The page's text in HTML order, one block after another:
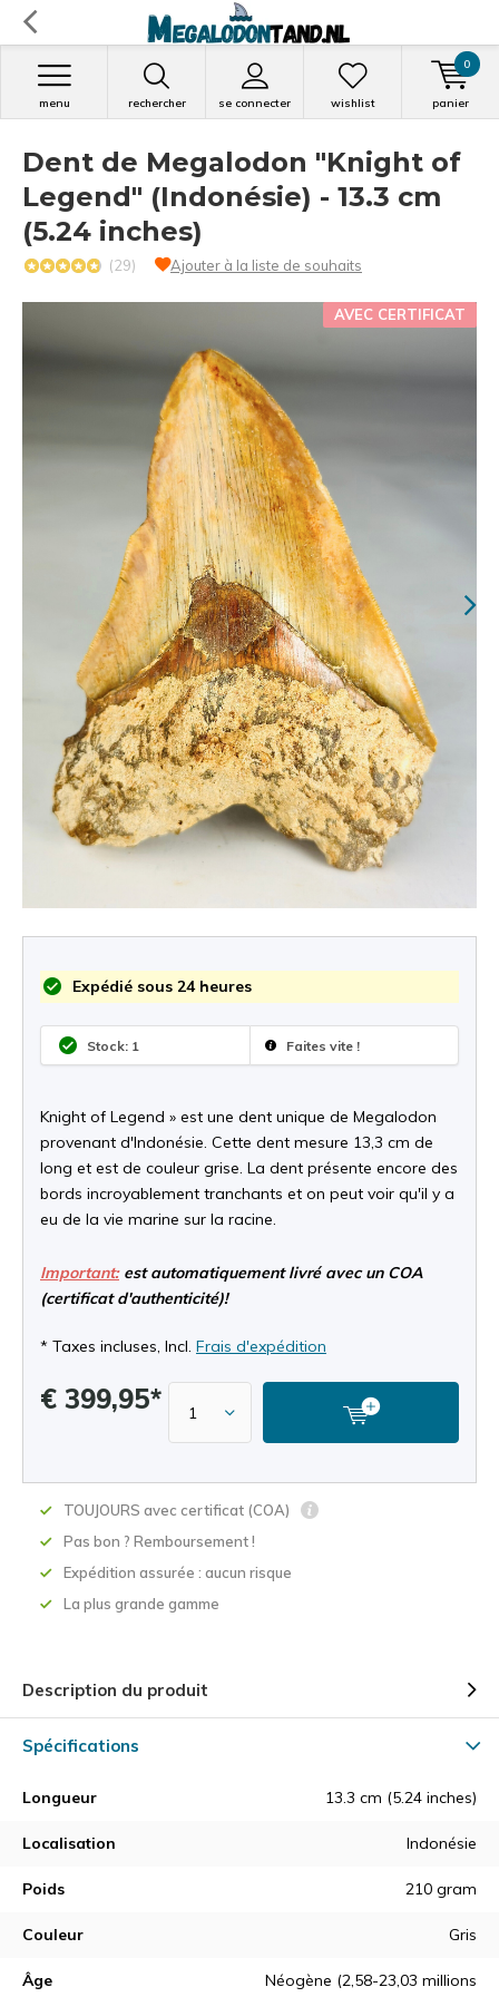
rechercher se connecter
menu wishlist panier
0
Dent de Megalodon "Knight of
Legend" (Indonésie) - 13.3 cm
(5.24 inches)
(29) Ajouter à la liste de souhaits
AVEC CERTIFICAT
Expédié sous 24 heures
Stock: 1 Faites vite !
Knight of Legend » est une dent unique de Megalodon
provenant d'Indonésie. Cette dent mesure 13,3 cm de
long et est de couleur grise. La dent présente encore des
bords incroyablement tranchants et on peut voir qu'il y a
eu de la vie marine sur la racine.
Important:est automatiquement livré avec un COA
(certificat d'authenticité)!
* Taxes incluses, Incl. Frais d'expédition
€ 399,95*
TOUJOURS avec certificat (COA)
Pas bon ? Remboursement !
Expédition assurée : aucun risque
La plus grande gamme
Description du produit
Spécifications
Longueur 13.3 cm (5.24 inches)
Localisation Indonésie
Poids 210 gram
Couleur Gris
Âge
Néogène (2,58-23,03 millions